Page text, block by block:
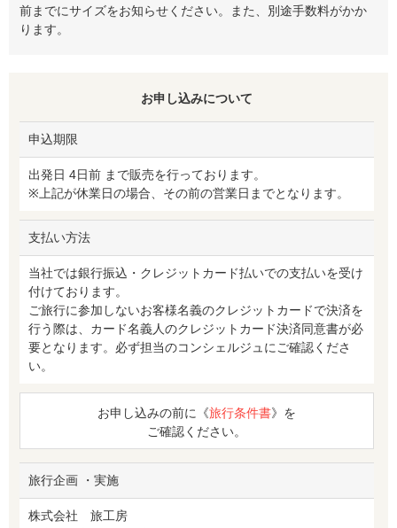
前までにサイズをお知らせください。また、別途手数料がかか
ります。
お申し込みについて
申込期限
出発日 4日前 まで販売を行っております。
※上記が休業日の場合、その前の営業日までとなります。
支払い方法
当社では銀行振込・クレジットカード払いでの支払いを受け
付けております。
ご旅行に参加しないお客様名義のクレジットカードで決済を
行う際は、カード名義人のクレジットカード決済同意書が必
要となります。必ず担当のコンシェルジュにご確認くださ
い。
お申し込みの前に《旅行条件書》を
ご確認ください。
旅行企画 ・実施
株式会社 旅工房